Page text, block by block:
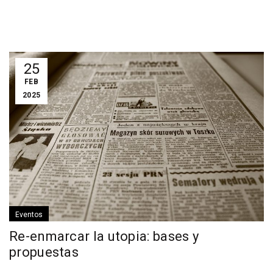
25
FEB
2025
Eventos
Re-enmarcar la utopia: bases y
propuestas